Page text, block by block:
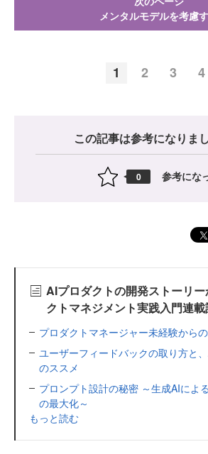
メンタルモデルを考慮
1 2 3 4
この記事は参考になりま
0 参考にな
AIプロダクトの開発ストーリ
クトマネジメント実践入門連
プロダクトマネージャー未経験から
ユーザーフィードバックの取り方と
のススメ
プロンプト設計の秘密 ～生成AIによ
の最大化～
もっと読む